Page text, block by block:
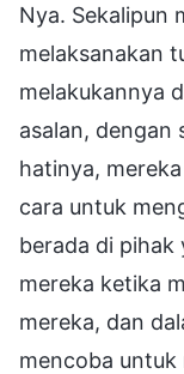
Nya. Sekalipun
melaksanakan
melakukannya
asalan, dengan
hatinya,
cara untuk
berada di
mereka ketika
mereka, dan
mencoba untuk